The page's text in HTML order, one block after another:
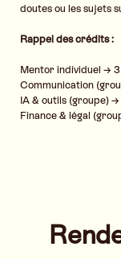
doutes ou les sujets
Rappel des crédits :
Mentor individuel →
Communication
IA & outils (groupe)
Finance & légal